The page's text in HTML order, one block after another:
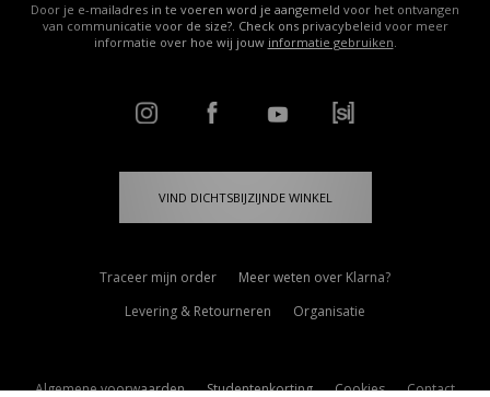
Door je e-mailadres in te voeren word je aangemeld voor het ontvangen
van communicatie voor de size?. Check ons privacybeleid voor meer
informatie over hoe wij jouw informatie gebruiken.
VIND DICHTSBIJZIJNDE WINKEL
Traceer mijn order
Meer weten over Klarna?
Levering & Retourneren
Organisatie
Algemene voorwaarden Studentenkorting Cookies Contact